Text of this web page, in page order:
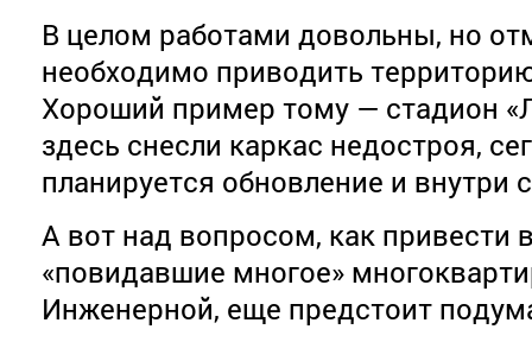
В целом работами довольны, но
необходимо приводить
Хороший пример тому — стадион
здесь снесли каркас недостроя,
планируется обновление и внутри
А вот над вопросом, как привести
«повидавшие многое»
Инженерной, еще предстоит